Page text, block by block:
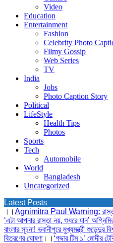
Video
Education
Entertainment
Fashion
Celebrity Photo
Filmy Gossip
Web Series
TV
India
Jobs
Photo Caption Story
Political
LifeStyle
Health Tips
Photos
Sports
Tech
Automobile
World
Bangladesh
Uncategorized
Latest Posts
।। Agnimitra Paul Warning: রাস্তায়
‘এটা আপনার রাস্তা নয়, শুধরে যান’
বাংলার সূচনা! ভবানীপুরে মুখ্যমন্ত্রী শুভেন্দুর
বিতরণের ঘোষণা ।। ‘গদ্দার টিম ১’ মোদীর